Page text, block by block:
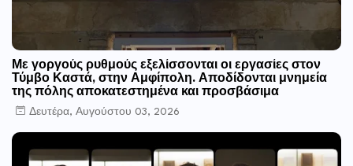
Με γοργούς ρυθμούς εξελίσσονται οι εργασίες στον
Τύμβο Καστά, στην Αμφίπολη. Αποδίδονται μνημεία
της πόλης αποκατεστημένα και προσβάσιμα
Δευτέρα, Αυγούστου 03, 2026